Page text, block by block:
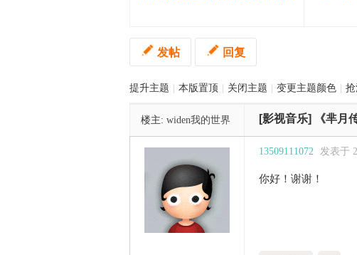
发帖 回复
提升主题 本版置顶 关闭主题 变更主题颜色
楼主: widen我的世界 [影视音乐] 《芈月
13509111072 发表于
你好！谢谢！